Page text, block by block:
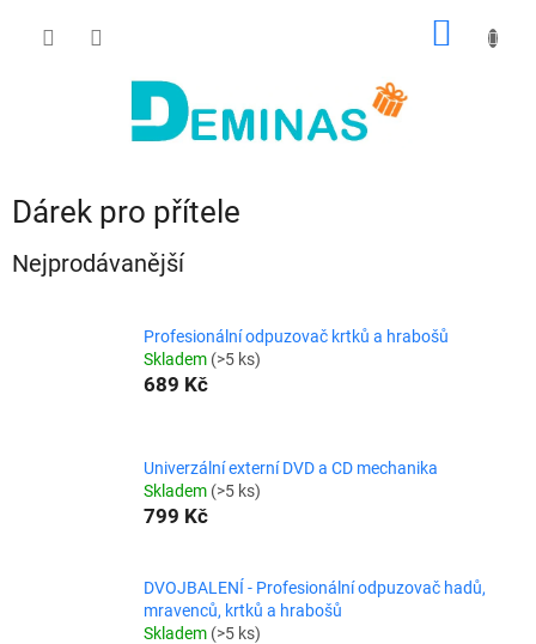
Dárek pro přítele
Nejprodávanější
Profesionální odpuzovač krtků a hrabošů
Skladem (>5 ks)
689 Kč
Univerzální externí DVD a CD mechanika
Skladem (>5 ks)
799 Kč
DVOJBALENÍ - Profesionální odpuzovač hadů,
mravenců, krtků a hrabošů
Skladem (>5 ks)